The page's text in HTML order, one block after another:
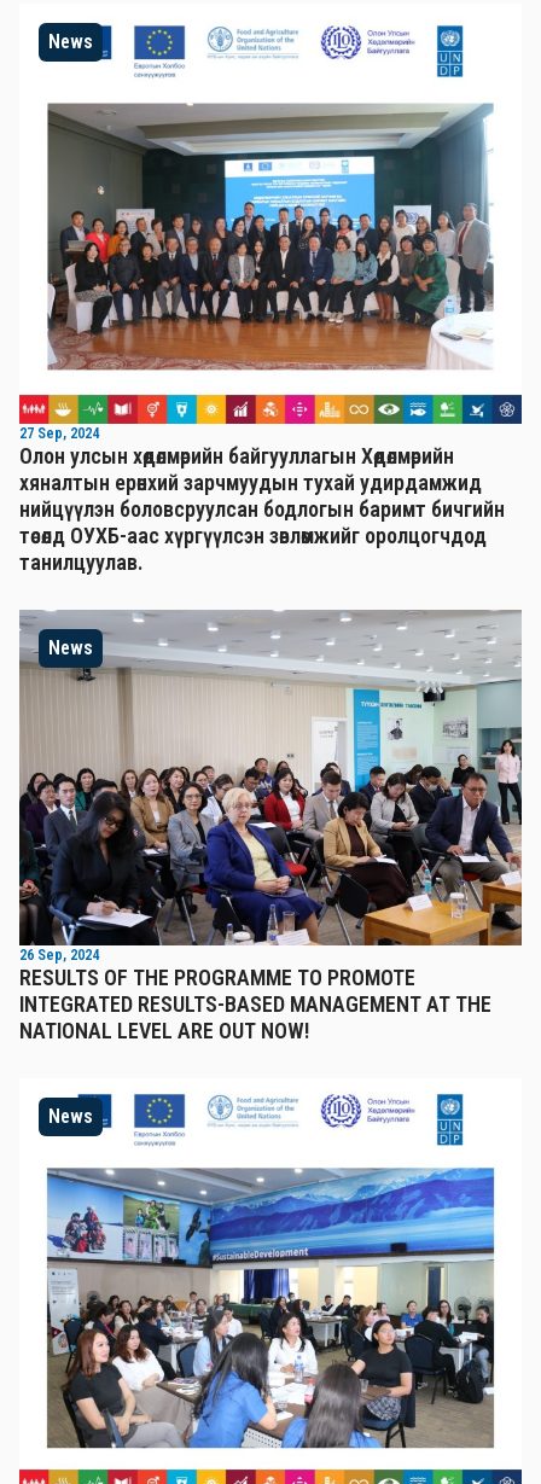
News
27 Sep, 2024
Олон улсын хөдөлмөрийн байгууллагын Хөдөлмөрийн
хяналтын ерөнхий зарчмуудын тухай удирдамжид
нийцүүлэн боловсруулсан бодлогын баримт бичгийн
төсөлд ОУХБ-аас хүргүүлсэн зөвлөмжийг оролцогчдод
танилцуулав.
News
26 Sep, 2024
RESULTS OF THE PROGRAMME TO PROMOTE
INTEGRATED RESULTS-BASED MANAGEMENT AT THE
NATIONAL LEVEL ARE OUT NOW!
News